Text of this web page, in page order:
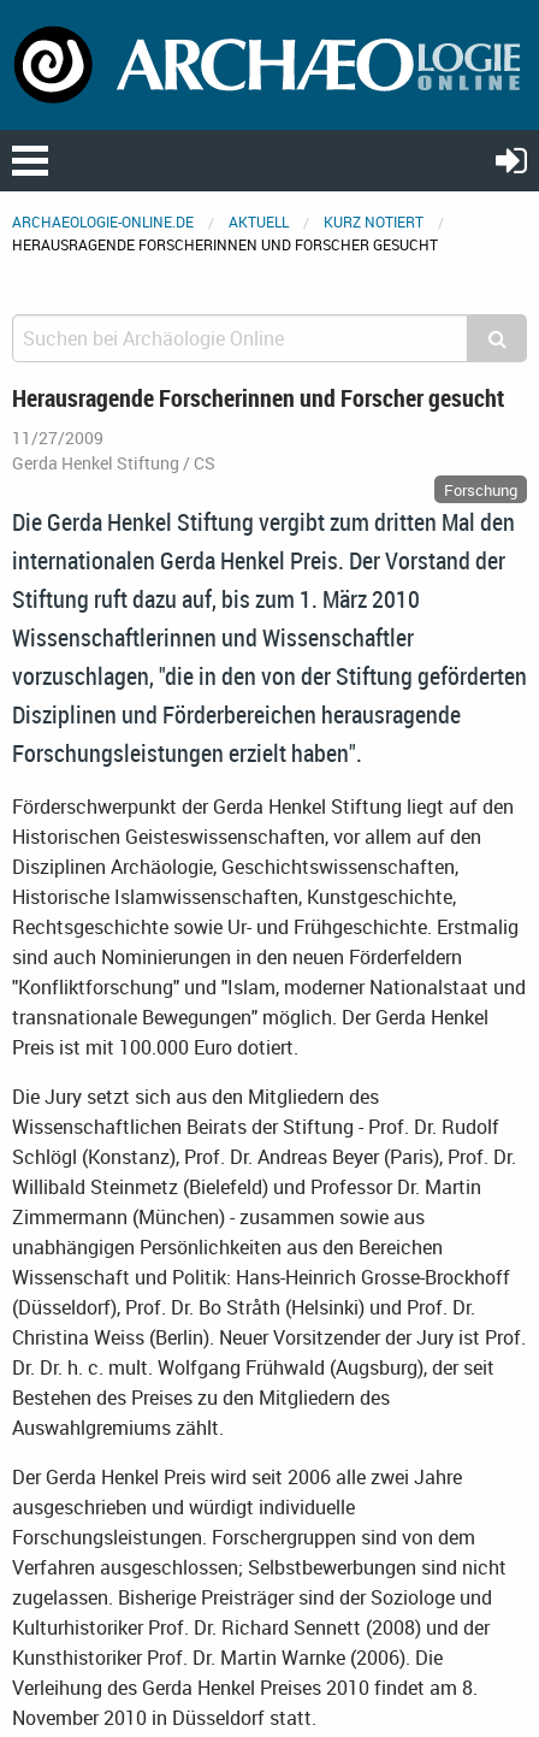
ARCHAEOLOGIE-ONLINE.DE AKTUELL
KURZ NOTIERT
HERAUSRAGENDE FORSCHERINNEN UND FORSCHER GESUCHT
Herausragende Forscherinnen und Forscher gesucht
11/27/2009
Gerda Henkel Stiftung / CS
Forschung
Die Gerda Henkel Stiftung vergibt zum dritten Mal den
internationalen Gerda Henkel Preis. Der Vorstand der
Stiftung ruft dazu auf, bis zum 1. März 2010
Wissenschaftlerinnen und Wissenschaftler
vorzuschlagen, "die in den von der Stiftung geförderten
Disziplinen und Förderbereichen herausragende
Forschungsleistungen erzielt haben".
Förderschwerpunkt der Gerda Henkel Stiftung liegt auf den
Historischen Geisteswissenschaften, vor allem auf den
Disziplinen Archäologie, Geschichtswissenschaften,
Historische Islamwissenschaften, Kunstgeschichte,
Rechtsgeschichte sowie Ur- und Frühgeschichte. Erstmalig
sind auch Nominierungen in den neuen Förderfeldern
"Konfliktforschung" und "Islam, moderner Nationalstaat und
transnationale Bewegungen" möglich. Der Gerda Henkel
Preis ist mit 100.000 Euro dotiert.
Die Jury setzt sich aus den Mitgliedern des
Wissenschaftlichen Beirats der Stiftung - Prof. Dr. Rudolf
Schlögl (Konstanz), Prof. Dr. Andreas Beyer (Paris), Prof. Dr.
Willibald Steinmetz (Bielefeld) und Professor Dr. Martin
Zimmermann (München) - zusammen sowie aus
unabhängigen Persönlichkeiten aus den Bereichen
Wissenschaft und Politik: Hans-Heinrich Grosse-Brockhoff
(Düsseldorf), Prof. Dr. Bo Stråth (Helsinki) und Prof. Dr.
Christina Weiss (Berlin). Neuer Vorsitzender der Jury ist Prof.
Dr. Dr. h. c. mult. Wolfgang Frühwald (Augsburg), der seit
Bestehen des Preises zu den Mitgliedern des
Auswahlgremiums zählt.
Der Gerda Henkel Preis wird seit 2006 alle zwei Jahre
ausgeschrieben und würdigt individuelle
Forschungsleistungen. Forschergruppen sind von dem
Verfahren ausgeschlossen; Selbstbewerbungen sind nicht
zugelassen. Bisherige Preisträger sind der Soziologe und
Kulturhistoriker Prof. Dr. Richard Sennett (2008) und der
Kunsthistoriker Prof. Dr. Martin Warnke (2006). Die
Verleihung des Gerda Henkel Preises 2010 findet am 8.
November 2010 in Düsseldorf statt.